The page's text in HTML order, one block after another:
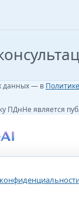
данных — в
ПДнНе является